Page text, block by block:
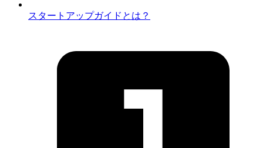
スタートアップガイドとは？